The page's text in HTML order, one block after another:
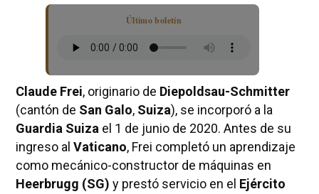
Último boletín
Claude Frei, originario de Diepoldsau-Schmitter
(cantón de San Galo, Suiza), se incorporó a la
Guardia Suizael 1 de junio de 2020. Antes de su
ingreso al Vaticano, Frei completó un aprendizaje
como mecánico-constructor de máquinas en
Heerbrugg (SG) y prestó servicio en el Ejército